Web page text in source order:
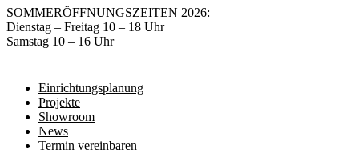
SOMMERÖFFNUNGSZEITEN 2026:
Dienstag – Freitag 10 – 18 Uhr
Samstag 10 – 16 Uhr
Einrichtungsplanung
Projekte
Showroom
News
Termin vereinbaren